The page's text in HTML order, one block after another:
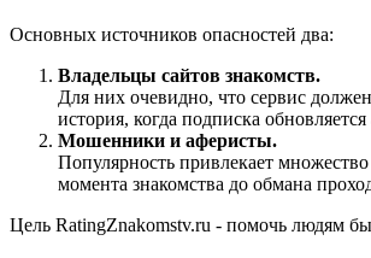
Основных источников опасностей два:
Владельцы сайтов знакомств.
Для них очевидно, что сервис
история, когда подписка
Мошенники и аферисты.
Популярность привлекает
момента знакомства до обмана
Цель RatingZnakomstv.ru - помочь людям